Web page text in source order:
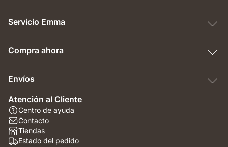
Servicio Emma
Compra ahora
Envíos
Atención al Cliente
Centro de ayuda
Contacto
Tiendas
Estado del pedido